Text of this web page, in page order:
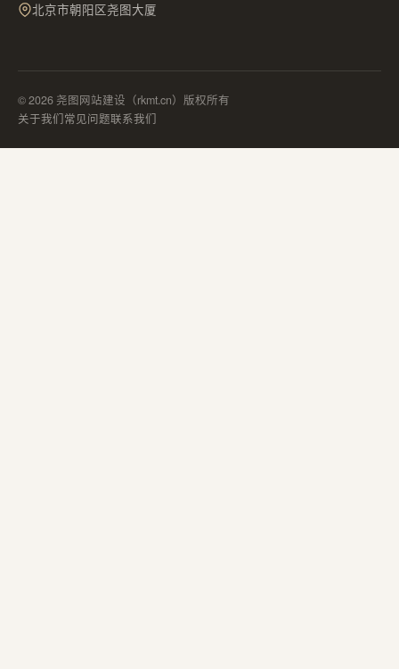
北京市朝阳区尧图大厦
© 2026 尧图网站建设（rkmt.cn）版权所有
关于我们常见问题联系我们